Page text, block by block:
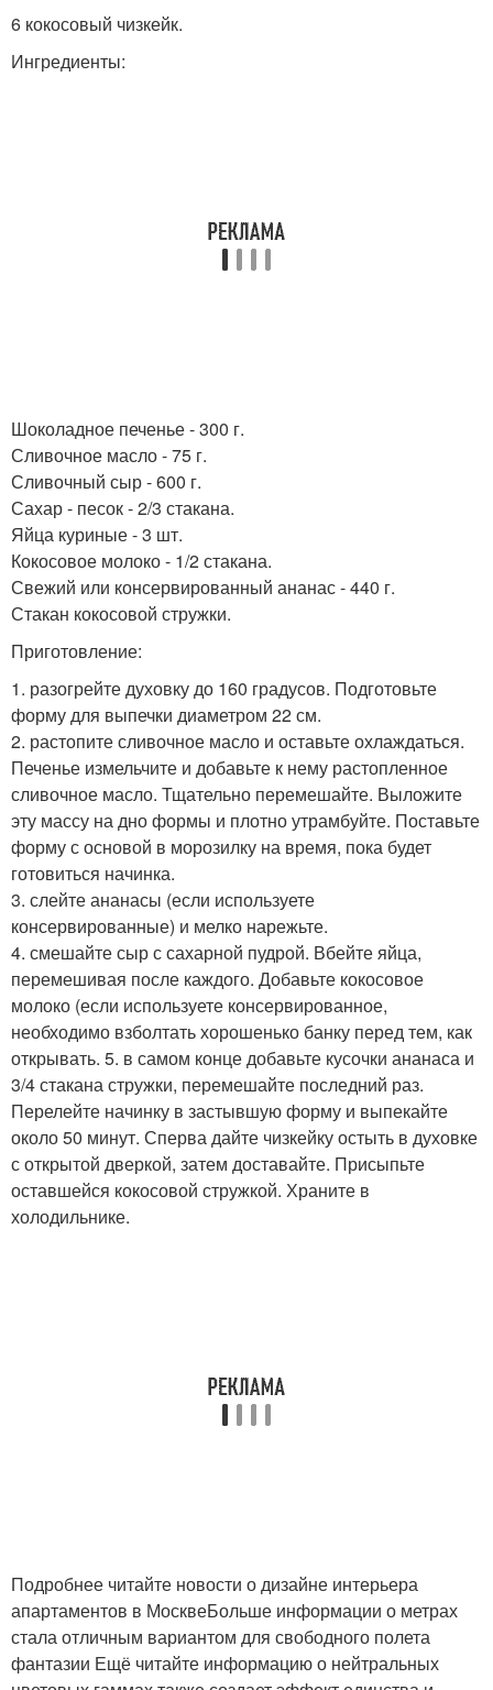
6 кокосовый чизкейк.
Ингредиенты:
Шоколадное печенье - 300 г.
Сливочное масло - 75 г.
Сливочный сыр - 600 г.
Сахар - песок - 2/3 стакана.
Яйца куриные - 3 шт.
Кокосовое молоко - 1/2 стакана.
Свежий или консервированный ананас - 440 г.
Стакан кокосовой стружки.
Приготовление:
1. разогрейте духовку до 160 градусов. Подготовьте
форму для выпечки диаметром 22 см.
2. растопите сливочное масло и оставьте охлаждаться.
Печенье измельчите и добавьте к нему растопленное
сливочное масло. Тщательно перемешайте. Выложите
эту массу на дно формы и плотно утрамбуйте. Поставьте
форму с основой в морозилку на время, пока будет
готовиться начинка.
3. слейте ананасы (если используете
консервированные) и мелко нарежьте.
4. смешайте сыр с сахарной пудрой. Вбейте яйца,
перемешивая после каждого. Добавьте кокосовое
молоко (если используете консервированное,
необходимо взболтать хорошенько банку перед тем, как
открывать. 5. в самом конце добавьте кусочки ананаса и
3/4 стакана стружки, перемешайте последний раз.
Перелейте начинку в застывшую форму и выпекайте
около 50 минут. Сперва дайте чизкейку остыть в духовке
с открытой дверкой, затем доставайте. Присыпьте
оставшейся кокосовой стружкой. Храните в
холодильнике.
Подробнее читайте новости о дизайне интерьера
апартаментов в МосквеБольше информации о метрах
стала отличным вариантом для свободного полета
фантазии Ещё читайте информацию о нейтральных